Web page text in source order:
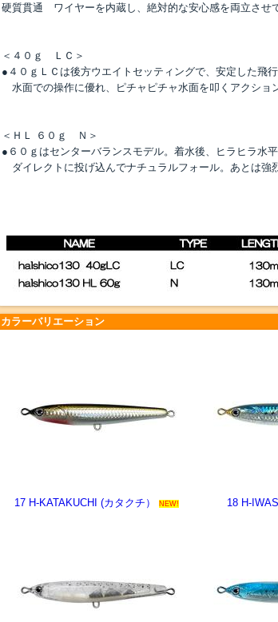
硬質貫通 ワイヤーを内蔵し、絶対的な安心感を両立させ
＜４０ｇ ＬＣ＞
●４０ｇＬＣは後方ウエイトセッティングで、安定した飛
水面での操作に優れ、ピチャピチャ水面を叩くアクショ
＜ＨＬ ６０ｇ Ｎ＞
●６０ｇはセンターバランスモデル。着水後、ヒラヒラ水
ダイレクトに投げ込んでナチュラルフォール。あとは強
カラーバリエーション
17 H-KATAKUCHI (カタクチ） NEW! 18 H-